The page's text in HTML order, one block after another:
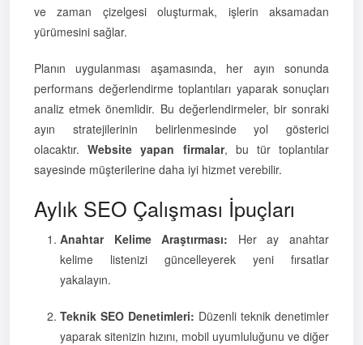
ve zaman çizelgesi oluşturmak, işlerin aksamadan
yürümesini sağlar.
Planın uygulanması aşamasında, her ayın sonunda
performans değerlendirme toplantıları yaparak sonuçları
analiz etmek önemlidir. Bu değerlendirmeler, bir sonraki
ayın stratejilerinin belirlenmesinde yol gösterici
olacaktır.Website yapan firmalar, bu tür toplantılar
sayesinde müşterilerine daha iyi hizmet verebilir.
Aylık SEO Çalışması İpuçları
Anahtar Kelime Araştırması: Her ay anahtar
kelime listenizi güncelleyerek yeni fırsatlar
yakalayın.
Teknik SEO Denetimleri: Düzenli teknik denetimler
yaparak sitenizin hızını, mobil uyumluluğunu ve diğer